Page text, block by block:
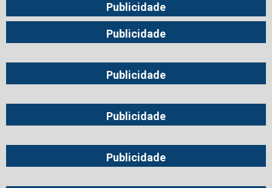
Publicidade
Publicidade
Publicidade
Publicidade
Publicidade